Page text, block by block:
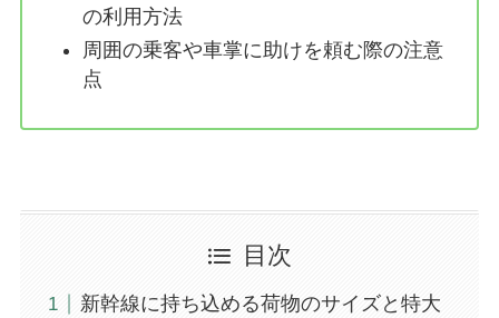
の利用方法
周囲の乗客や車掌に助けを頼む際の注意
点
目次
新幹線に持ち込める荷物のサイズと特大